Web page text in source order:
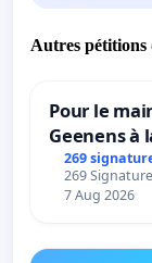
Autres
Pour le
Geenens à
269
269
7 Aug 2026